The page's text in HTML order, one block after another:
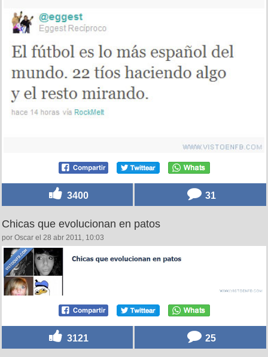
3400 31
Chicas que evolucionan en patos
por Oscar el 28 abr 2011, 10:03
3121 25